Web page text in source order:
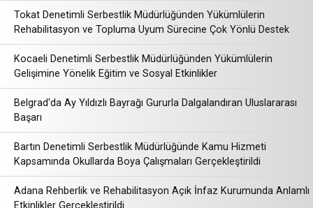
Tokat Denetimli Serbestlik Müdürlüğünden Yükümlülerin
Rehabilitasyon ve Topluma Uyum Sürecine Çok Yönlü Destek
Kocaeli Denetimli Serbestlik Müdürlüğünden Yükümlülerin
Gelişimine Yönelik Eğitim ve Sosyal Etkinlikler
Belgrad'da Ay Yıldızlı Bayrağı Gururla Dalgalandıran Uluslararası
Başarı
Bartın Denetimli Serbestlik Müdürlüğünde Kamu Hizmeti
Kapsamında Okullarda Boya Çalışmaları Gerçekleştirildi
Adana Rehberlik ve Rehabilitasyon Açık İnfaz Kurumunda Anlamlı
Etkinlikler Gerçekleştirildi